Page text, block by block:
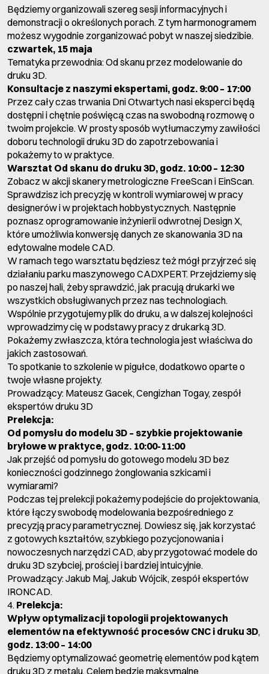
Będziemy organizowali szereg sesji informacyjnych i
demonstracji o określonych porach. Z tym harmonogramem
możesz wygodnie zorganizować pobyt w naszej siedzibie.
czwartek, 15 maja
Tematyka przewodnia: Od skanu przez modelowanie do
druku 3D.
Konsultacje z naszymi ekspertami, godz. 9:00 – 17:00
Przez cały czas trwania Dni Otwartych nasi eksperci będą
dostępni i chętnie poświęcą czas na swobodną rozmowę o
twoim projekcie. W prosty sposób wytłumaczymy zawiłości
doboru technologii druku 3D do zapotrzebowania i
pokażemy to w praktyce.
Warsztat Od skanu do druku 3D, godz. 10:00 – 12:30
Zobacz w akcji skanery metrologiczne FreeScan i EinScan.
Sprawdzisz ich precyzję w kontroli wymiarowej w pracy
designerów i w projektach hobbystycznych. Następnie
poznasz oprogramowanie inżynierii odwrotnej Design X,
które umożliwia konwersję danych ze skanowania 3D na
edytowalne modele CAD.
W ramach tego warsztatu będziesz też mógł przyjrzeć się
działaniu parku maszynowego CADXPERT. Przejdziemy się
po naszej hali, żeby sprawdzić, jak pracują drukarki we
wszystkich obsługiwanych przez nas technologiach.
Wspólnie przygotujemy plik do druku, a w dalszej kolejności
wprowadzimy cię w podstawy pracy z drukarką 3D.
Pokażemy zwłaszcza, która technologia jest właściwa do
jakich zastosowań.
To spotkanie to szkolenie w pigułce, dodatkowo oparte o
twoje własne projekty.
Prowadzący: Mateusz Gacek, Cengizhan Togay, zespół
ekspertów druku 3D
Prelekcja:
Od pomysłu do modelu 3D – szybkie projektowanie
bryłowe w praktyce, godz. 10:00-11:00
Jak przejść od pomysłu do gotowego modelu 3D bez
konieczności godzinnego żonglowania szkicami i
wymiarami?
Podczas tej prelekcji pokażemy podejście do projektowania,
które łączy swobodę modelowania bezpośredniego z
precyzją pracy parametrycznej. Dowiesz się, jak korzystać
z gotowych kształtów, szybkiego pozycjonowania i
nowoczesnych narzędzi CAD, aby przygotować modele do
druku 3D szybciej, prościej i bardziej intuicyjnie.
Prowadzący: Jakub Maj, Jakub Wójcik, zespół ekspertów
IRONCAD.
4. Prelekcja:
Wpływ optymalizacji topologii projektowanych
elementów na efektywność procesów CNC i druku 3D,
godz. 13:00 – 14:00
Będziemy optymalizować geometrię elementów pod kątem
druku 3D z metalu. Celem będzie maksymalne